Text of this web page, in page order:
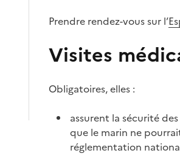
Prendre rendez-vous sur l’
Visites
Obligatoires, elles :
assurent la sécurité
que le marin ne
réglementation